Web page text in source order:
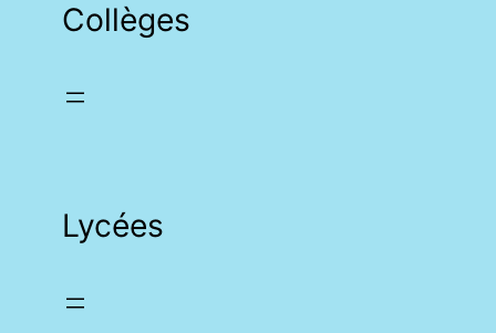
Collèges
Lycées